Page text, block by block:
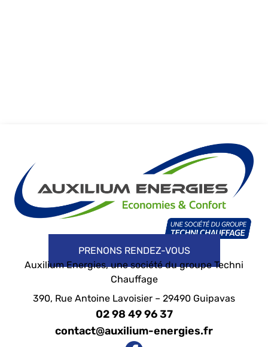
PRENONS RENDEZ-VOUS
Auxilium Energies, une société du groupe Techni
Chauffage
390, Rue Antoine Lavoisier – 29490 Guipavas
02 98 49 96 37
contact@auxilium-energies.fr